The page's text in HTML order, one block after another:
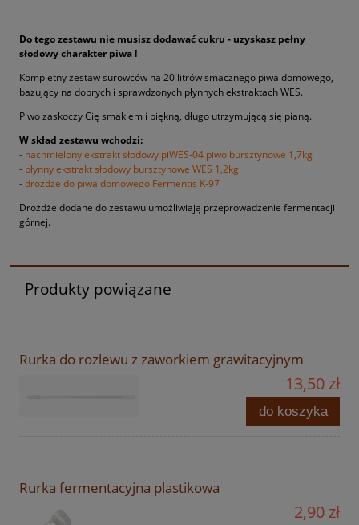
Do tego zestawu nie musisz dodawać cukru - uzyskasz pełny
słodowy charakter piwa !
Kompletny zestaw surowców na 20 litrów smacznego piwa domowego,
bazujący na dobrych i sprawdzonych płynnych ekstraktach WES.
Piwo zaskoczy Cię smakiem i piękną, długo utrzymującą się pianą.
W skład zestawu wchodzi:
- nachmielony ekstrakt słodowy piWES-04 piwo bursztynowe 1,7kg
- płynny ekstrakt słodowy bursztynowe WES 1,2kg
-drożdże do piwa domowego Fermentis K-97
Drożdże dodane do zestawu umożliwiają przeprowadzenie fermentacji
górnej.
Produkty powiązane
Rurka do rozlewu z zaworkiem grawitacyjnym
13,50 zł
do koszyka
Rurka fermentacyjna plastikowa
2,90 zł